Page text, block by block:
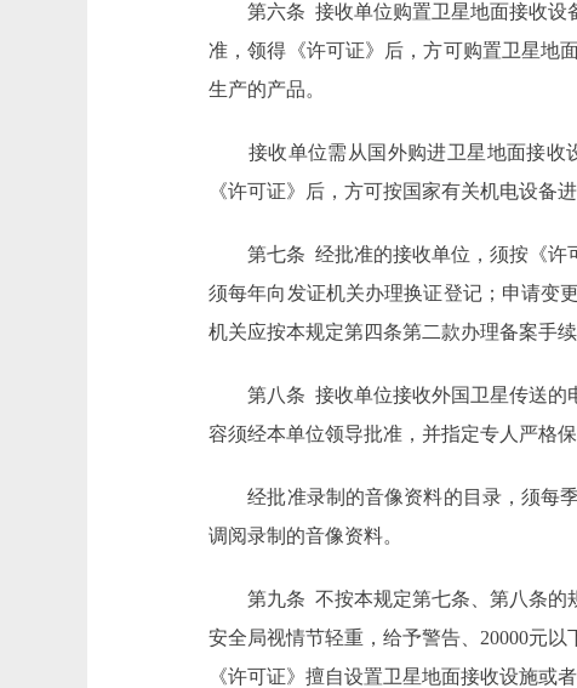
第六条 接收单位购置卫星地面接收设备
准，领得《许可证》后，方可购置卫星地
生产的产品。
接收单位需从国外购进卫星地面接收设
《许可证》后，方可按国家有关机电设备
第七条 经批准的接收单位，须按《许可
须每年向发证机关办理换证登记；申请变
机关应按本规定第四条第二款办理备案手续
第八条 接收单位接收外国卫星传送的电
容须经本单位领导批准，并指定专人严格
经批准录制的音像资料的目录，须每季
调阅录制的音像资料。
第九条 不按本规定第七条、第八条的规
安全局视情节轻重，给予警告、20000元
《许可证》擅自设置卫星地面接收设施或